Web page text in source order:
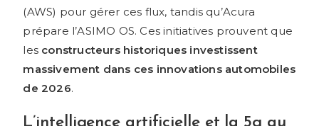
(AWS) pour gérer ces flux, tandis qu’Acura
prépare l’ASIMO OS. Ces initiatives prouvent que
les constructeurs historiques investissent
massivement dans ces innovations automobiles
de 2026.
L’intelligence artificielle et la 5g au